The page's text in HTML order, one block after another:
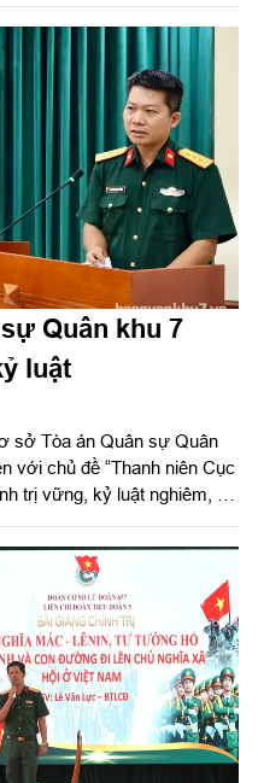
niệm các anh hùng liệt
tỉnh Lâm Đồng.
Quân khu 7
luật
sở Tòa án Quân sự Quân
với chủ đề “Thanh niên Cục
trị vững, kỷ luật nghiêm, an